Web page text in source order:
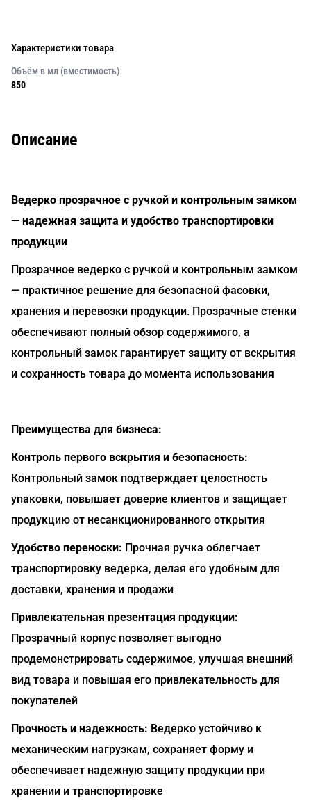
Характеристики товара
Объём в мл (вместимость)
850
Описание
Ведерко прозрачное с ручкой и контрольным замком
— надежная защита и удобство транспортировки
продукции
Прозрачное ведерко с ручкой и контрольным замком
— практичное решение для безопасной фасовки,
хранения и перевозки продукции. Прозрачные стенки
обеспечивают полный обзор содержимого, а
контрольный замок гарантирует защиту от вскрытия
и сохранность товара до момента использования
Преимущества для бизнеса:
Контроль первого вскрытия и безопасность:
Контрольный замок подтверждает целостность
упаковки, повышает доверие клиентов и защищает
продукцию от несанкционированного открытия
Удобство переноски: Прочная ручка облегчает
транспортировку ведерка, делая его удобным для
доставки, хранения и продажи
Привлекательная презентация продукции:
Прозрачный корпус позволяет выгодно
продемонстрировать содержимое, улучшая внешний
вид товара и повышая его привлекательность для
покупателей
Прочность и надежность: Ведерко устойчиво к
механическим нагрузкам, сохраняет форму и
обеспечивает надежную защиту продукции при
хранении и транспортировке